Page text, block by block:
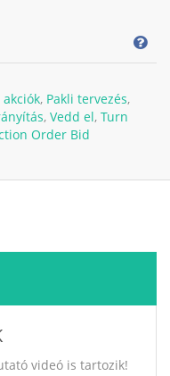
, Pakli tervezés,
, Vedd el, Turn
Order Bid
videó is tartozik!